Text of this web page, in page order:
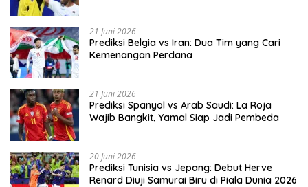
21 Juni 2026
Prediksi Belgia vs Iran: Dua Tim yang Cari
Kemenangan Perdana
21 Juni 2026
Prediksi Spanyol vs Arab Saudi: La Roja
Wajib Bangkit, Yamal Siap Jadi Pembeda
20 Juni 2026
Prediksi Tunisia vs Jepang: Debut Herve
Renard Diuji Samurai Biru di Piala Dunia 2026